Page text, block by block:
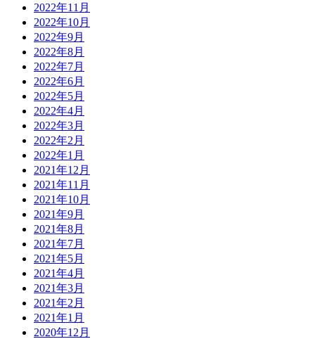
2022年11月
2022年10月
2022年9月
2022年8月
2022年7月
2022年6月
2022年5月
2022年4月
2022年3月
2022年2月
2022年1月
2021年12月
2021年11月
2021年10月
2021年9月
2021年8月
2021年7月
2021年5月
2021年4月
2021年3月
2021年2月
2021年1月
2020年12月